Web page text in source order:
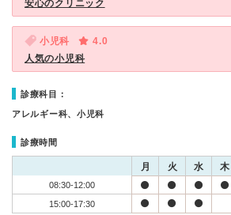
安心のクリニック
小児科
4.0
人気の小児科
診療科目：
アレルギー科、小児科
診療時間
月 火 水 木
08:30-12:00
15:00-17:30